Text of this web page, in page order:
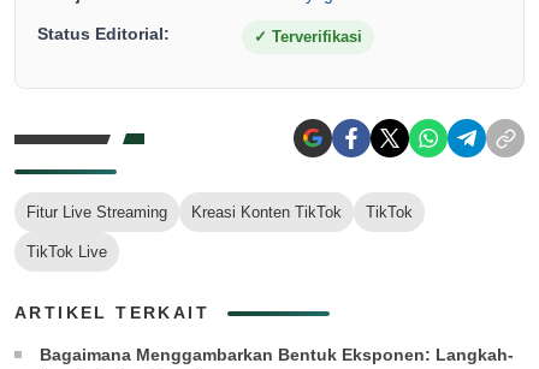
Status Editorial: ✓ Terverifikasi
Fitur Live Streaming Kreasi Konten TikTok TikTok
TikTok Live
ARTIKEL TERKAIT
Bagaimana Menggambarkan Bentuk Eksponen: Langkah-